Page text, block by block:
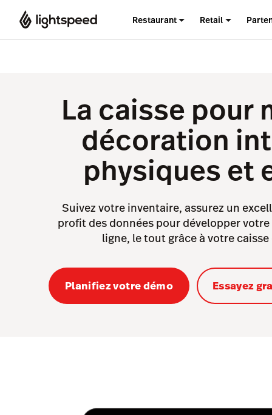
Restaurant Retail
La caisse pour
décoration
physiques et
Suivez votre inventaire, assurez un
profit des données pour développer
ligne, le tout grâce à votre
Planifiez votre démo Essayez